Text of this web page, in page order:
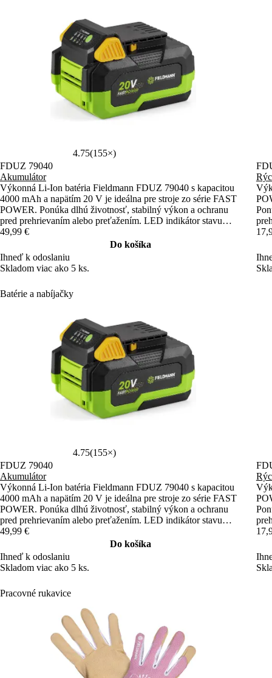
4.75(155×)
FDUZ 79040
Akumulátor
Výkonná Li-Ion batéria Fieldmann FDUZ 79040 s kapacitou
4000 mAh a napätím 20 V je ideálna pre stroje zo série FAST
POWER. Ponúka dlhú životnosť, stabilný výkon a ochranu
pred prehrievaním alebo preťažením. LED indikátor stavu
nabitia zabezpečuje jednoduchú kontrolu.
49,99 €
Do košíka
Ihneď k odoslaniu
Skladom viac ako 5 ks.
Batérie a nabíjačky
4.75(155×)
FDUZ 79040
Akumulátor
Výkonná Li-Ion batéria Fieldmann FDUZ 79040 s kapacitou
4000 mAh a napätím 20 V je ideálna pre stroje zo série FAST
POWER. Ponúka dlhú životnosť, stabilný výkon a ochranu
pred prehrievaním alebo preťažením. LED indikátor stavu
nabitia zabezpečuje jednoduchú kontrolu.
49,99 €
Do košíka
Ihneď k odoslaniu
Skladom viac ako 5 ks.
Pracovné rukavice